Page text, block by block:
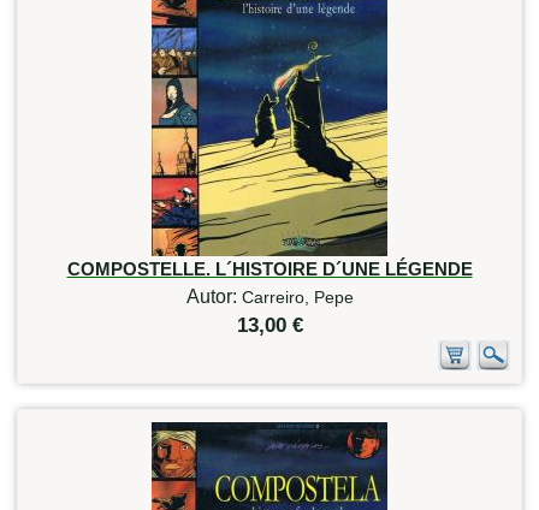
COMPOSTELLE. L´HISTOIRE D´UNE LÉGENDE
Autor: Carreiro, Pepe
13,00 €